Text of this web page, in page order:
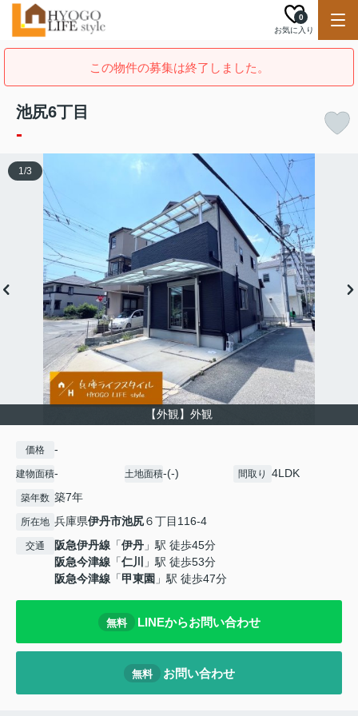
お気に入り
0
この物件の募集は終了しました。
池尻6丁目
-
【外観】外観
1/3
価格 -
建物面積- 土地面積-(-) 間取り 4LDK
築年数 築7年
所在地 兵庫県伊丹市池尻６丁目116-4
交通 阪急伊丹線 「伊丹 」駅 徒歩45分
阪急今津線 「仁川
」駅 徒歩53分
阪急今津線 「甲東園 」駅 徒歩47分
無料 LINEからお問い合わせ
無料 お問い合わせ